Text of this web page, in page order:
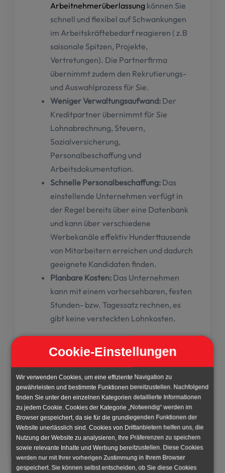
Cookie-Einstellungen
Wir verwenden Cookies, um eine effiziente Navigation zu
gewährleisten und bestimmte Funktionen bereitzustellen. Nachfolgend
finden Sie unter den einzelnen Kategorien detaillierte Informationen
zu jedem Cookie. Cookies der Kategorie „Notwendig“ werden im
Browser gespeichert, da sie für die grundlegenden Funktionen der
Website unerlässlich sind. Cookies von Drittanbietern helfen uns, die
Nutzung der Website zu analysieren, Ihre Präferenzen zu speichern
sowie relevante Inhalte und Werbung bereitzustellen. Diese Cookies
werden nur mit Ihrer vorherigen Zustimmung in Ihrem Browser
gespeichert. Sie können selbst entscheiden, ob Sie diese Cookies
Arbeitnehmerüberlassung können Sie
schnell und flexibel auf Schwankungen
im Arbeitskräftebedarf reagieren ( z.B
saisonale Spitzen, Projekte,
Vertretungen). Die Partnerfirma
übernimmt zudem den Rekrutierungs-
und Auswahlprozess für Sie.
Weniger Verwaltungsaufwand: Der
Kreditpartner übernimmt für Sie
Lohnabrechnung, Steuern,
Sozialversicherung,
Personalbeschaffung und
Arbeitsdokumentation.
Schnelle Personalbeschaffung: Das
einstellende Unternehmen verfügt in
der Regel bereits über eine Datenbank
und kann über verschiedene
Werbekanäle effektiv Hunderttausende
von Mitarbeitern erreichen und dadurch
geeignete Kandidaten finden.
Planbare Kosten: Das Unternehmen
kann mit einem vorhersehbaren, festen
Stunden- bzw. Tagessatz rechnen, es
gibt keine versteckten Lohnkosten.
Nachteile (Cons)
Begrenzte Loyalität:
Zeitarbeiter haben
eine geringere Bindung zum
Unternehmen, was zu einem geringeren
Engagement führen kann.
Arbeitsrechtliche Beschränkungen:
Dauer und Bedingungen des
Mietverhältnisses sind gesetzlich
beschränkt.